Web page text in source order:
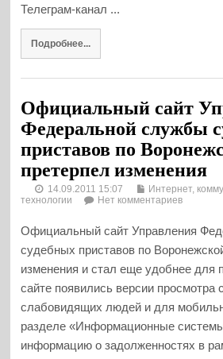
Телеграм-канал ...
Подробнее...
Официальный сайт
Федеральной службы
приставов по
претерпел изменения
14.09.2011 15:07
Интернет,
технологии
Нет комментариев
Официальный сайт Управления
судебных приставов по
изменения и стал еще удобнее для
сайте появились версии просмотра
слабовидящих людей и для
разделе «Информационные
информацию о задолженностях в